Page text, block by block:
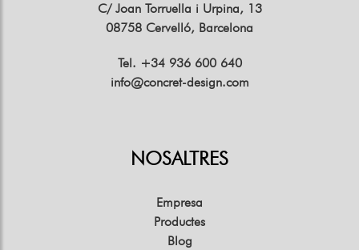
C/ Joan Torruella i Urpina, 13
08758 Cervelló, Barcelona
Tel. +34 936 600 640
info@concret-design.com
NOSALTRES
Empresa
Productes
Blog